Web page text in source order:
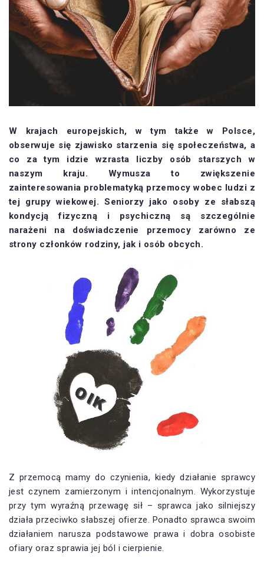
W krajach europejskich, w tym także w Polsce,
obserwuje się zjawisko starzenia się społeczeństwa, a
co za tym idzie wzrasta liczby osób starszych w
naszym kraju. Wymusza to zwiększenie
zainteresowania problematyką przemocy wobec ludzi z
tej grupy wiekowej. Seniorzy jako osoby ze słabszą
kondycją fizyczną i psychiczną są szczególnie
narażeni na doświadczenie przemocy zarówno ze
strony członków rodziny, jak i osób obcych.
Z przemocą mamy do czynienia, kiedy działanie sprawcy
jest czynem zamierzonym i intencjonalnym. Wykorzystuje
przy tym wyraźną przewagę sił – sprawca jako silniejszy
działa przeciwko słabszej ofierze. Ponadto sprawca swoim
działaniem narusza podstawowe prawa i dobra osobiste
ofiary oraz sprawia jej ból i cierpienie.